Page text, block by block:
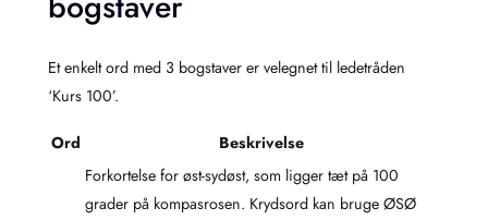
Et enkelt ord med 3 bogstaver er velegnet til ledetråden
‘Kurs 100’.
Ord Beskrivelse
Forkortelse for øst-sydøst, som ligger tæt på 100
grader på kompasrosen. Krydsord kan bruge ØSØ